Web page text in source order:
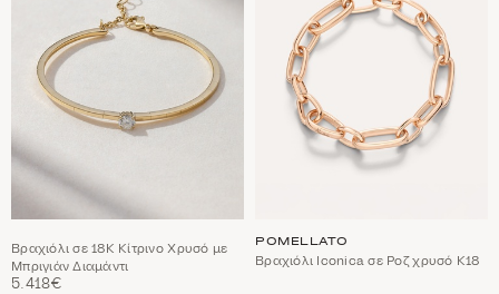
Βραχιόλι σε 18Κ Κίτρινο Χρυσό με
Μπριγιάν Διαμάντι
5.418€
POMELLATO
Βραχιόλι Iconica σε Ροζ χρυσό Κ18